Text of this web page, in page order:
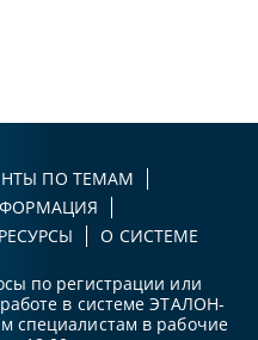
ПО ТЕМАМ
О СИСТЕМЕ
по регистрации или
в системе ЭТАЛОН-
специалистам в рабочие